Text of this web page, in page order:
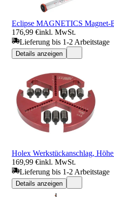
Eclipse MAGNETICS Magnet-
176,99 €inkl. MwSt.
Lieferung bis 1-2 Arbeitstage
Details anzeigen
Holex Werkstückanschlag,
169,99 €inkl. MwSt.
Lieferung bis 1-2 Arbeitstage
Details anzeigen